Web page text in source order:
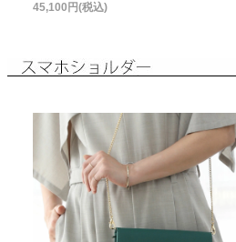
45,100円(税込)